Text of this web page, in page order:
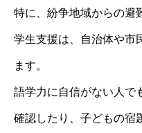
特に、紛争地域からの避
学生支援は、自治体や市
ます。
語学力に自信がない人で
確認したり、子どもの宿